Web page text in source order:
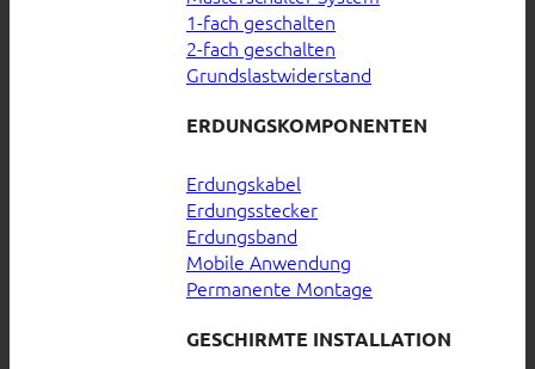
1-fach geschalten
2-fach geschalten
Grundslastwiderstand
ERDUNGSKOMPONENTEN
Erdungskabel
Erdungsstecker
Erdungsband
Mobile Anwendung
Permanente Montage
GESCHIRMTE INSTALLATION